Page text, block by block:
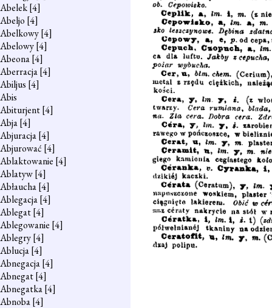
Abelek[4]
Abeljo [4]
Abelkowy[4]
Abelowy[4]
Abeona[4]
Aberracja[4]
Abiljus [4]
Abis
Abiturjent[4]
Abja[4]
Abjuracja[4]
Abjurować [4]
Ablaktowanie [4]
Ablatyw[4]
Abłaucha[4]
Ablegacja[4]
Ablegat[4]
Ablegowanie [4]
Ablegry[4]
Ablucja[4]
Abnegacja[4]
Abnegat[4]
Abnegatka[4]
Abnoba[4]